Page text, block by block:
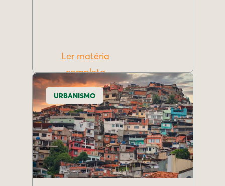
Ler matéria
completa
URBANISMO